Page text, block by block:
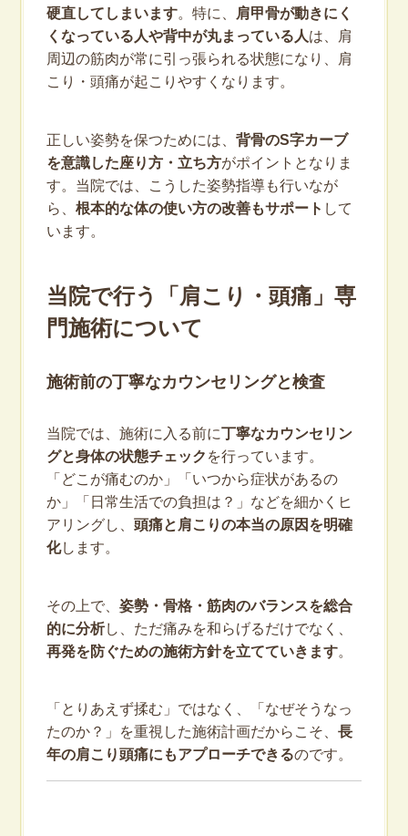
硬直してしまいます。特に、
肩甲骨が動きにく
くなっている人や背中が丸まっている人は、肩
周辺の筋肉が常に引っ張られる状態になり、肩
こり・頭痛が起こりやすくなります。
正しい姿勢を保つためには、 背骨のS字カーブ
を意識した座り方・立ち方がポイントとなりま
す。当院では、こうした姿勢指導も行いなが
ら、 根本的な体の使い方の改善もサポート して
います。
当院で行う「肩こり・頭痛」専
門施術について
施術前の丁寧なカウンセリングと検査
当院では、施術に入る前に丁寧なカウンセリン
グと身体の状態チェック を行っています。
「どこが痛むのか」「いつから症状があるの
か」「日常生活での負担は？」などを細かくヒ
アリングし、 頭痛と肩こりの本当の原因を明確
化します。
その上で、 姿勢・骨格・筋肉のバランスを総合
的に分析し、ただ痛みを和らげるだけでなく、
再発を防ぐための施術方針を立てていきます。
「とりあえず揉む」ではなく、「なぜそうなっ
たのか？」を重視した施術計画だからこそ、 長
年の肩こり頭痛にもアプローチできるのです。